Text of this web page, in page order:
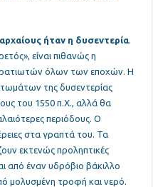
ήταν η δυσεντερία.
είναι πιθανώς η
όλων των εποχών. Η
της δυσεντερίας
του 1550 π.Χ., αλλά θα
περιόδους. Ο
στα γραπτά του. Τα
εκτενώς προληπτικές
από έναν υδρόβιο βάκιλλο
μολυσμένη τροφή και νερό.